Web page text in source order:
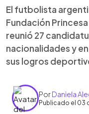
El futbolista
Fundación
reunió 27
nacionalidades y
sus logros
PorDaniela
Publicado el 03